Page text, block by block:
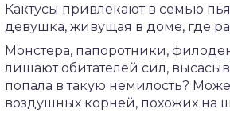
Кактусы привлекают в семью
девушка, живущая в доме, где
Монстера, папоротники,
лишают обитателей сил,
попала в такую немилость?
воздушных корней, похожих на